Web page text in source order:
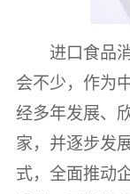
进口食品
会不少，作为
经多年发展、
家，并逐步发
式，全面推动